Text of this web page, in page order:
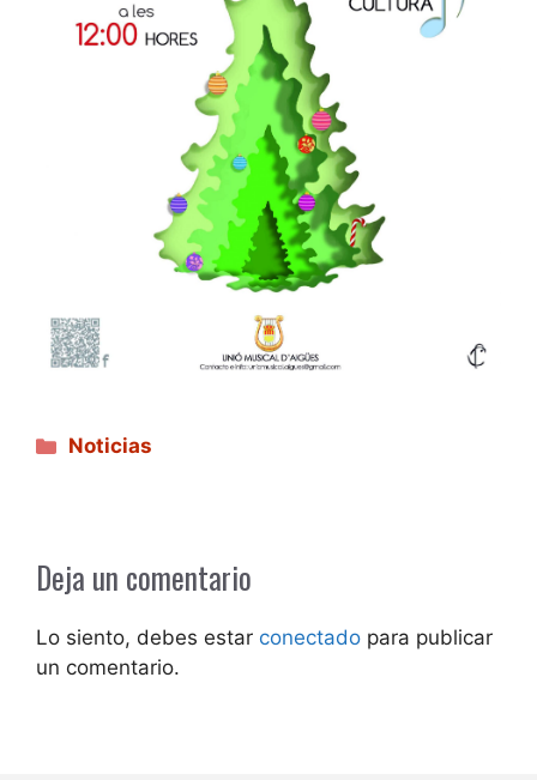
Categorías
Noticias
Deja un comentario
Lo siento, debes estar conectado para publicar
un comentario.